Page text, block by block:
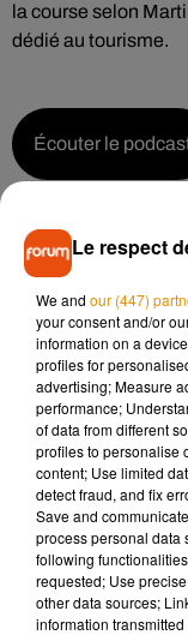
la course selon
dédié au tourisme.
Écouter le
Pour autant, la
également des
canards en
Écouter le
Si vous souhaitez
reste encore plus
euros par canard
d’Orléans.
Le respect
We and our (447)
your consent and/or
information on a
profiles for
advertising; Measure
performance;
of data from different
profiles to personalise
content; Use limited
detect fraud, and fix
Save and
process personal data
following
requested; Use
other data sources;
information